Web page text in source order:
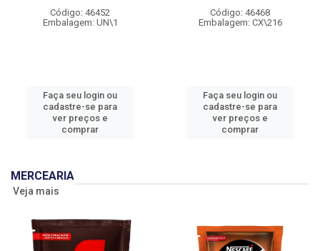
Código: 46452
Embalagem: UN\1
Faça seu login ou
cadastre-se para
ver preços e
comprar
Código: 46468
Embalagem: CX\216
Faça seu login ou
cadastre-se para
ver preços e
comprar
MERCEARIA
Veja mais